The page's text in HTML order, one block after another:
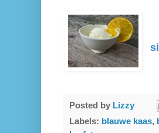
Posted by Lizzy
Labels: blauwe kaas,